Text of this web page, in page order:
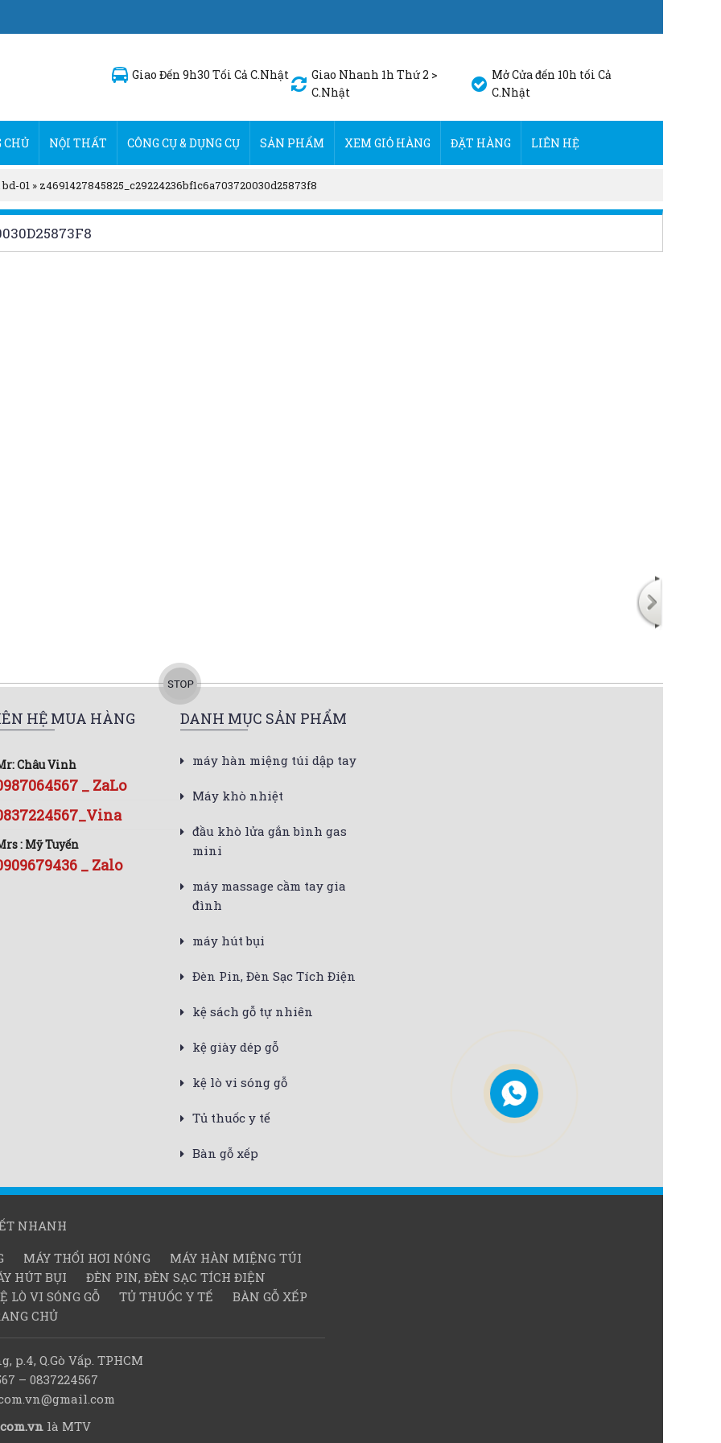
Giao Đến 9h30 Tối Cả C.Nhật
Giao Nhanh 1h Thứ 2 >
C.Nhật
Mở Cửa đến 10h tối Cả
C.Nhật
CHỦ NỘI THẤT CÔNG CỤ & DỤNG CỤ SẢN PHẨM XEM GIỎ HÀNG ĐẶT HÀNG LIÊN HỆ
01 » z4691427845825_c29224236bf1c6a703720030d25873f8
HỆ MUA HÀNG
Châu Vinh
_ ZaLo
: Mỹ Tuyến
_ Zalo
DANH MỤC SẢN PHẨM
máy hàn miệng túi dập tay
Máy khò nhiệt
đầu khò lửa gắn bình gas
mini
máy massage cầm tay gia
đình
máy hút bụi
Đèn Pin, Đèn Sạc Tích Điện
kệ sách gỗ tự nhiên
kệ giày dép gỗ
kệ lò vi sóng gỗ
Tủ thuốc y tế
Bàn gỗ xếp
NHANH
MÁY THỔI HƠI NÓNG
MÁY HÀN MIỆNG TÚI
HÚT BỤI
ĐÈN PIN, ĐÈN SẠC TÍCH ĐIỆN
LÒ VI SÓNG GỖ
TỦ THUỐC Y TẾ
BÀN GỖ XẾP
CHỦ
p.4, Q.Gò Vấp. TPHCM
– 0837224567
là MTV